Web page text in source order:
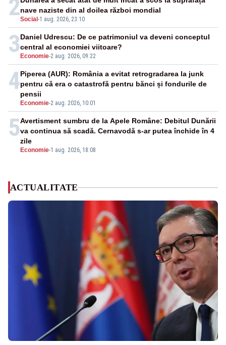
2Social -1 aug. 2026, 23:10
nave naziste din al doilea război mondial
3 Economie-2 aug. 2026, 09:22
Daniel Udrescu: De ce patrimoniul va deveni conceptul
central al economiei viitoare?
4
Economie-2 aug. 2026, 10:01
Piperea (AUR): România a evitat retrogradarea la junk
pentru că era o catastrofă pentru bănci și fondurile de
pensii
5
Economie-1 aug. 2026, 18:08
Avertisment sumbru de la Apele Române: Debitul Dunării
va continua să scadă. Cernavodă s-ar putea închide în 4
zile
ACTUALITATE